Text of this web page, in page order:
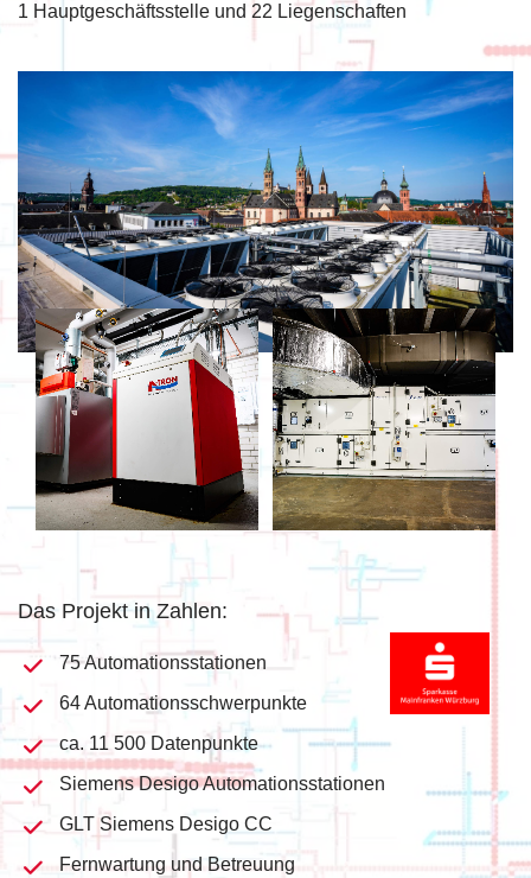
1 Hauptgeschäftsstelle und 22 Liegenschaften
Das Projekt in Zahlen:
75 Automationsstationen
64 Automationsschwerpunkte
ca. 11 500 Datenpunkte
Siemens Desigo Automationsstationen
GLT Siemens Desigo CC
Fernwartung und Betreuung